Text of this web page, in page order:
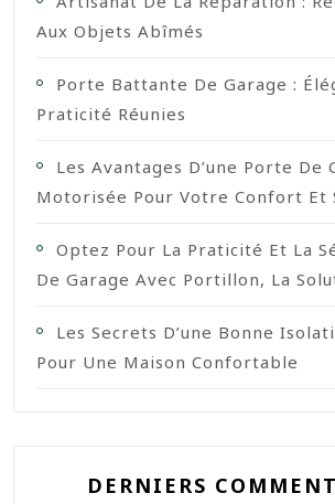
Aux Objets Abîmés
Porte Battante De Garage :
Praticité Réunies
Les Avantages D’une Porte De
Motorisée Pour Votre Confort Et
Optez Pour La Praticité Et La
De Garage Avec Portillon, La
Les Secrets D’une Bonne
Pour Une Maison Confortable
DERNIERS